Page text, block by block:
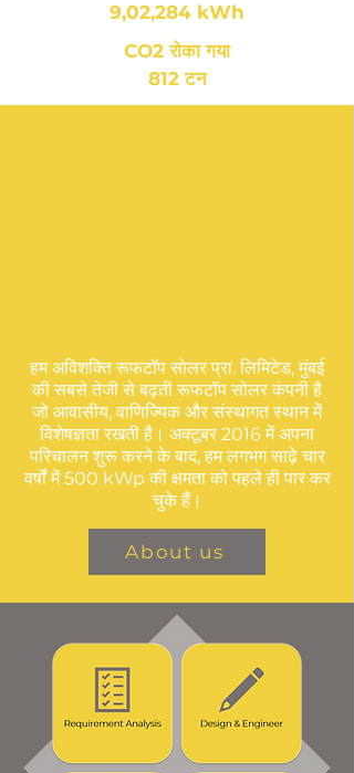
9,02,284 kWh
CO2 रोका गया
812 टन
हम अविशक्ति रूफटॉप सोलर प्रा. लिमिटेड, मुंबई
की सबसे तेजी से बढ़ती रूफटॉप सोलर कंपनी है
जो आवासीय, वाणिज्यिक और संस्थागत स्थान में
विशेषज्ञता रखती है। अक्टूबर 2016 में अपना
परिचालन शुरू करने के बाद, हम लगभग साढ़े चार
वर्षों में 500 kWp की क्षमता को पहले ही पार कर
चुके हैं।
About us